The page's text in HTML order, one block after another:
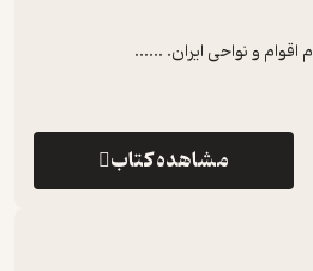
و نواحی ایران. ......
مشاهده کتاب